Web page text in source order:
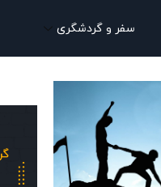
سفر و گردشگری